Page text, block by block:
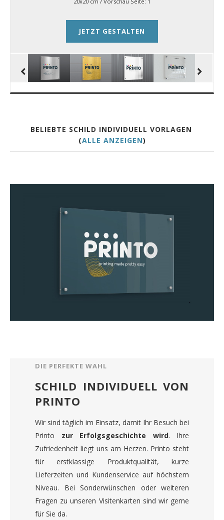
JETZT GESTALTEN
BELIEBTE SCHILD INDIVIDUELL VORLAGEN
(ALLE ANZEIGEN)
DIE PERFEKTE WAHL
SCHILD INDIVIDUELL VON
PRINTO
Wir sind täglich im Einsatz, damit Ihr Besuch bei
Printo zur Erfolgsgeschichte wird. Ihre
Zufriedenheit liegt uns am Herzen. Printo steht
für erstklassige Produktqualität, kurze
Lieferzeiten und Kundenservice auf höchstem
Niveau. Bei Sonderwünschen oder weiteren
Fragen zu unseren Visitenkarten sind wir gerne
für Sie da.